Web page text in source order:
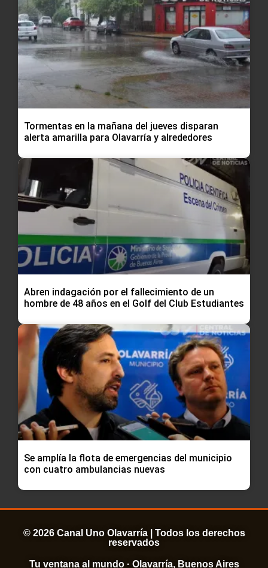
Tormentas en la mañana del jueves disparan
alerta amarilla para Olavarría y alrededores
Abren indagación por el fallecimiento de un
hombre de 48 años en el Golf del Club Estudiantes
Se amplía la flota de emergencias del municipio
con cuatro ambulancias nuevas
© 2026 Canal Uno Olavarría | Todos los derechos
reservados
Tu ventana al mundo · Olavarría, Buenos Aires